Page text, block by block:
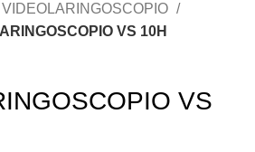
VIDEOLARINGOSCOPIO
VS 10H
VS